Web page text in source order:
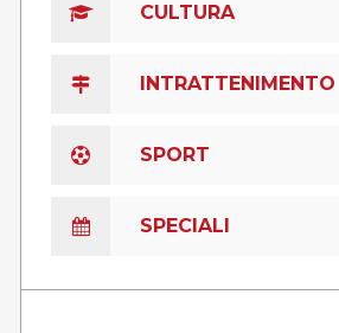
CULTURA
INTRATTENIMENTO
SPORT
SPECIALI